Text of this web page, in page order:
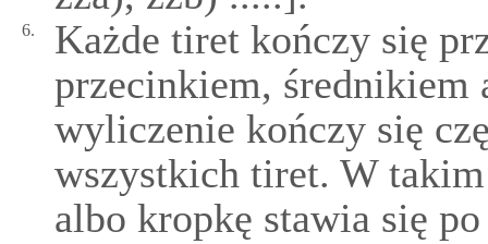
6.
Każde tiret kończy się
przecinkiem, średnikiem
wyliczenie kończy się
wszystkich tiret. W
albo kropkę stawia się